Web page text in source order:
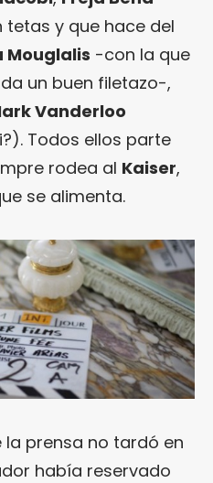
tetas y que hace del
Mouglalis -con la que
un buen filetazo-,
Vanderloo
Todos ellos parte
rodea al Kaiser,
se alimenta.
la prensa no tardó en
había reservado